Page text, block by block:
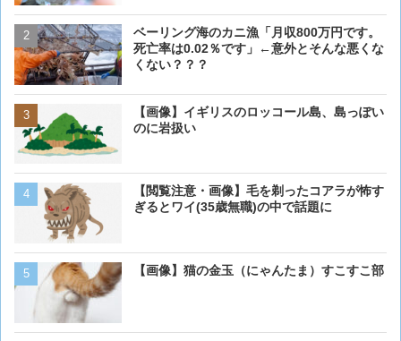
ベーリング海のカニ漁「月収800万円です。
死亡率は0.02％です」←意外とそんな悪くな
くない？？？
【画像】イギリスのロッコール島、島っぽい
のに岩扱い
【閲覧注意・画像】毛を剃ったコアラが怖す
ぎるとワイ(35歳無職)の中で話題に
【画像】猫の金玉（にゃんたま）すこすこ部
【閲覧注意・画像】毛を剃
ぎるとワイ(35歳無職)の中
【画像】イギリスのロッコ
【画像】猫が抱きついてく
【画像】ボクの横に来る実